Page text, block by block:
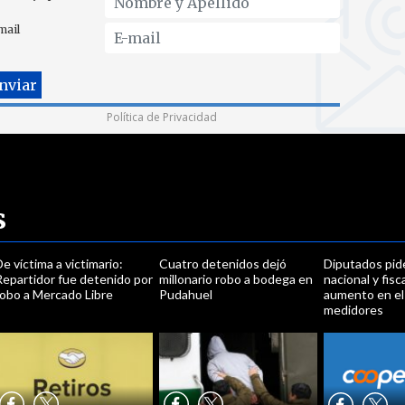
Política de Privacidad
víctima a victimario:
fue detenido por
a Mercado Libre
Cuatro detenidos dejó
millonario robo a bodega en
Pudahuel
Diputados
nacional y
aumento en
medidores